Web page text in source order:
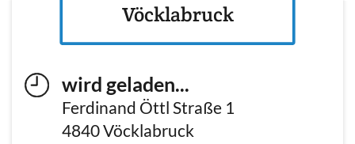
wird geladen...
Ferdinand Öttl Straße 1
4840Vöcklabruck
Vöcklabruck